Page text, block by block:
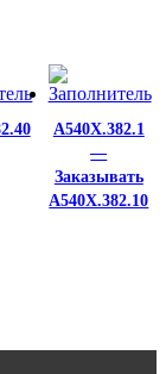
A540X.382.1
—
Заказывать
A540X.382.10